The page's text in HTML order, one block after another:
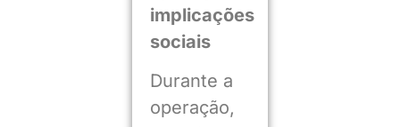
implicações
sociais
Durante a
operação,